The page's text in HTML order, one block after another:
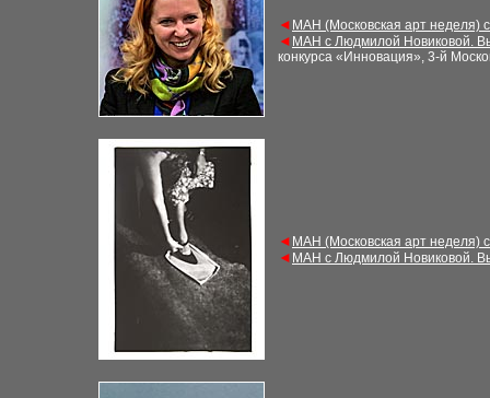
◄ МАН (Московская арт неделя)
◄ МАН с Людмилой Новиковой.
конкурса «Инновация», 3-й
◄ МАН (Московская арт неделя)
◄ МАН с Людмилой Новиковой.